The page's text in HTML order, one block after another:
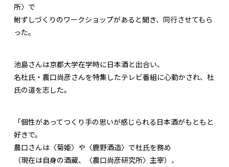
所〉で
鮒ずしづくりのワークショップがあると聞き、同行させてもら
った。
池島さんは京都大学在学時に日本酒と出合い、
名杜氏・農口尚彦さんを特集したテレビ番組に心動かされ、杜
氏の道を志した。
「個性があってつくり手の思いが感じられる日本酒がもともと
好きで。
農口さんは〈菊姫〉や〈鹿野酒造〉で杜氏を務め
（現在は自身の酒蔵、〈農口尚彦研究所〉主宰）、